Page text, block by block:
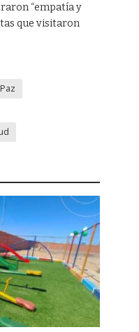
“empatía y
que visitaron